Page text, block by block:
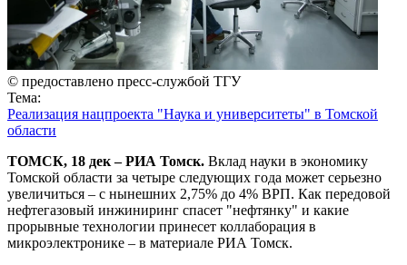
© предоставлено пресс-службой ТГУ
Тема:
Реализация нацпроекта "Наука и университеты" в Томской
области
ТОМСК, 18 дек – РИА Томск. Вклад науки в экономику
Томской области за четыре следующих года может серьезно
увеличиться – с нынешних 2,75% до 4% ВРП. Как передовой
нефтегазовый инжиниринг спасет "нефтянку" и какие
прорывные технологии принесет коллаборация в
микроэлектронике – в материале РИА Томск.